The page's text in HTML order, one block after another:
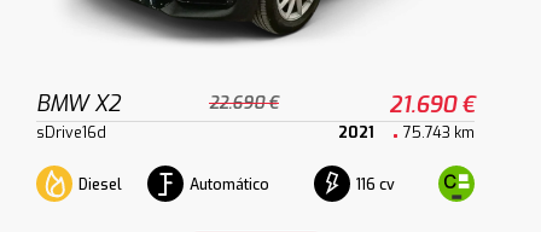
BMW X2 22.690 € 21.690 €
sDrive16d 2021 75.743 km
Diesel Automático 116 cv